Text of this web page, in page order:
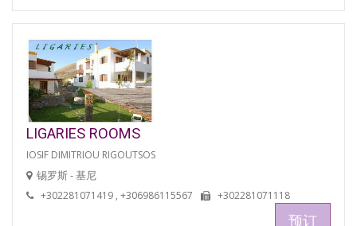
LIGARIES ROOMS
IOSIF DIMITRIOU RIGOUTSOS
锡罗斯 - 基尼
+302281071419 , +306986115567 +302281071118
预订